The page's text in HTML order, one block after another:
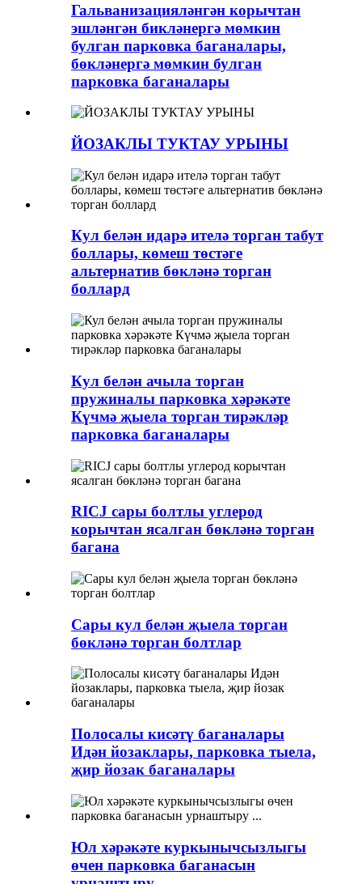
Гальванизацияләнгән корычтан
эшләнгән бикләнергә мөмкин
булган парковка баганалары,
бөкләнергә мөмкин булган
парковка баганалары
ЙОЗАКЛЫ ТУКТАУ УРЫНЫ
Кул белән идарә ителә торган табут
боллары, көмеш төстәге
альтернатив бөкләнә торган
боллард
Кул белән ачыла торган
пружиналы парковка хәрәкәте
Күчмә җыела торган тирәкләр
парковка баганалары
RICJ сары болтлы углерод
корычтан ясалган бөкләнә торган
багана
Сары кул белән җыела торган
бөкләнә торган болтлар
Полосалы кисәтү баганалары
Идән йозаклары, парковка тыела,
җир йозак баганалары
Юл хәрәкәте куркынычсызлыгы
өчен парковка баганасын